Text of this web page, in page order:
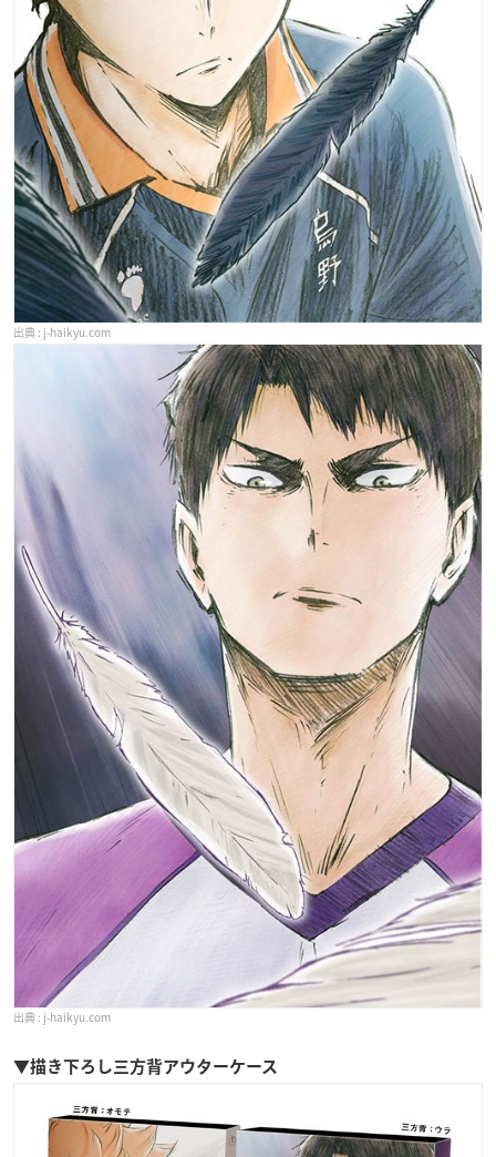
j-haikyu.com
j-haikyu.com
▼描き下ろし三方背アウターケース